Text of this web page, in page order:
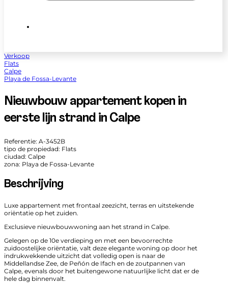
Verkoop
Flats
Calpe
Playa de Fossa-Levante
Nieuwbouw appartement kopen in
eerste lijn strand in Calpe
Referentie: A-3452B
tipo de propiedad: Flats
ciudad: Calpe
zona: Playa de Fossa-Levante
Beschrijving
Luxe appartement met frontaal zeezicht, terras en uitstekende
oriëntatie op het zuiden.
Exclusieve nieuwbouwwoning aan het strand in Calpe.
Gelegen op de 10e verdieping en met een bevoorrechte
zuidoostelijke oriëntatie, valt deze elegante woning op door het
indrukwekkende uitzicht dat volledig open is naar de
Middellandse Zee, de Peñón de Ifach en de zoutpannen van
Calpe, evenals door het buitengewone natuurlijke licht dat er de
hele dag binnenvalt.